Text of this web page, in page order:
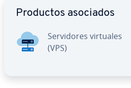
Productos asociados
Se­r­vi­do­res virtuales
(VPS)